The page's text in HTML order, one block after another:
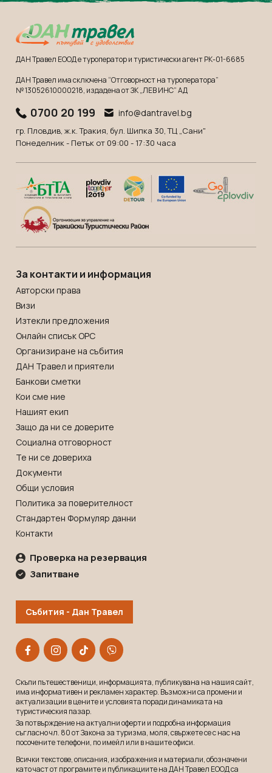
ДАН Травел ЕООД е туроператор и туристически агент РК-01-6685
ДАН Травел има сключена “Отговорност на туроператора”
№ 13052610000218, издадена от ЗК „ЛЕВ ИНС” АД
0700 20 199 info@dantravel.bg
гр. Пловдив, ж.к. Тракия, бул. Шипка 30, ТЦ „Сани"
Понеделник - Петък от 09:00 - 17:30 часа
За контакти и информация
Авторски права
Визи
Изтекли предложения
Онлайн списък OРС
Организиране на събития
ДАН Травел и приятели
Банкови сметки
Кои сме ние
Нашият екип
Защо да ни се доверите
Социална отговорност
Те ни се довериха
Документи
Общи условия
Политика за поверителност
Стандартен Формуляр данни
Контакти
Проверка на резервация
Запитване
Събития - Дан Травел
Скъпи пътешественици, информацията, публикувана на нашия сайт,
има информативен и рекламeн характер. Възможни са промени и
актуализации в цените и условията поради динамиката на
туристическия пазар.
За потвърждение на актуални оферти и подробна информация
съгласно чл. 80 от Закона за туризма, моля, свържете се с нас на
посочените телефони, по имейл или в нашите офиси.
Всички текстове, описания, изображения и материали, обозначени
като част от програмите и публикациите на ДАН Травел ЕООД са